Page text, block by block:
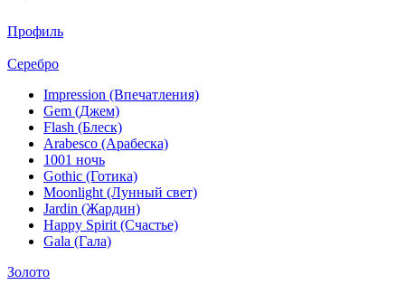
Профиль
Серебро
Impression (Впечатления)
Gem (Джем)
Flash (Блеск)
Arabesco (Арабеска)
1001 ночь
Gothic (Готика)
Moonlight (Лунный свет)
Jardin (Жардин)
Happy Spirit (Счастье)
Gala (Гала)
Золото